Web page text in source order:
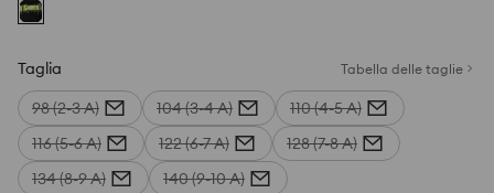
Taglia Tabella delle taglie
98 (2-3 A) 104 (3-4 A)
110 (4-5 A)
116 (5-6 A)
122 (6-7 A)
128 (7-8 A)
134 (8-9 A)
140 (9-10 A)